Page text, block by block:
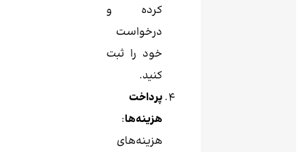
کرده و
درخواست
خود را ثبت
کنید.
پرداخت
هزینه‌ها:
هزینه‌های